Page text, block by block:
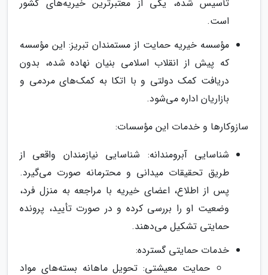
تأسیس شده، یکی از معتبرترین خیریه‌های کشور
است.
مؤسسه خیریه حمایت از مستمندان تبریز: این مؤسسه
که پیش از انقلاب اسلامی بنیان نهاده شده، بدون
دریافت کمک دولتی و با اتکا به کمک‌های مردمی و
بازاریان اداره می‌شود.
سازوکارها و خدمات این مؤسسات:
شناسایی آبرومندانه: شناسایی نیازمندان واقعی از
طریق تحقیقات میدانی و محترمانه صورت می‌گیرد.
پس از اطلاع، اعضای خیریه با مراجعه به منزل فرد،
وضعیت او را بررسی کرده و در صورت تأیید، پرونده
حمایتی تشکیل می‌دهند.
خدمات حمایتی گسترده:
حمایت معیشتی: تحویل ماهانه بسته‌های مواد